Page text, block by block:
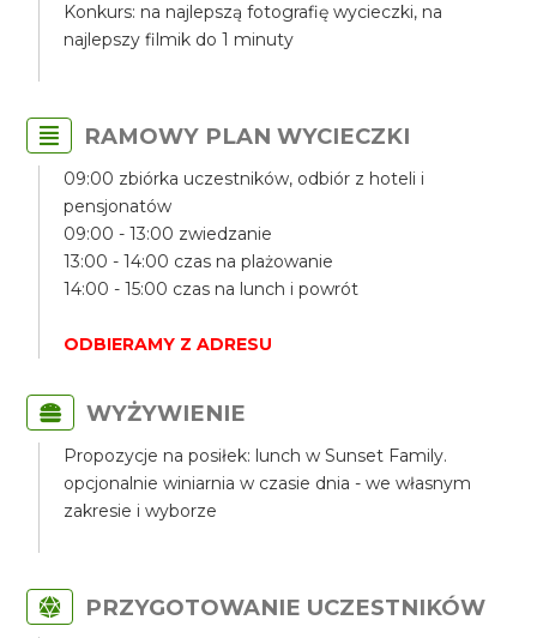
Konkurs: na najlepszą fotografię wycieczki, na
najlepszy filmik do 1 minuty
RAMOWY PLAN WYCIECZKI
09:00 zbiórka uczestników, odbiór z hoteli i
pensjonatów
09:00 - 13:00 zwiedzanie
13:00 - 14:00 czas na plażowanie
14:00 - 15:00 czas na lunch i powrót
ODBIERAMY Z ADRESU
WYŻYWIENIE
Propozycje na posiłek: lunch w Sunset Family.
opcjonalnie winiarnia w czasie dnia - we własnym
zakresie i wyborze
PRZYGOTOWANIE UCZESTNIKÓW